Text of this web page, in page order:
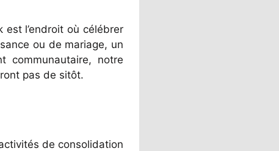
l’endroit où célébrer
ou de mariage, un
communautaire, notre
pas de sitôt.
de consolidation